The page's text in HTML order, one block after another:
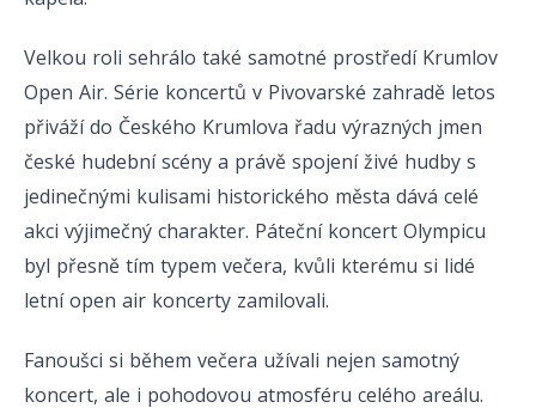
Velkou roli sehrálo také samotné prostředí Krumlov
Open Air. Série koncertů v Pivovarské zahradě letos
přiváží do Českého Krumlova řadu výrazných jmen
české hudební scény a právě spojení živé hudby s
jedinečnými kulisami historického města dává celé
akci výjimečný charakter. Páteční koncert Olympicu
byl přesně tím typem večera, kvůli kterému si lidé
letní open air koncerty zamilovali.
Fanoušci si během večera užívali nejen samotný
koncert, ale i pohodovou atmosféru celého areálu.